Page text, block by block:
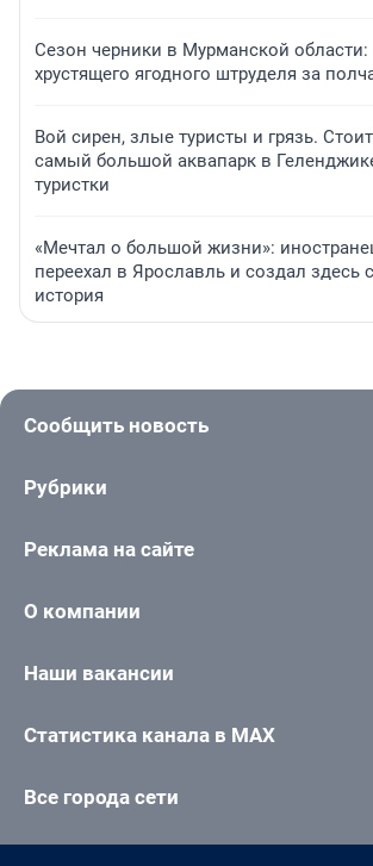
Сезон черники в Мурманской области:
хрустящего ягодного штруделя за
Вой сирен, злые туристы и грязь.
самый большой аквапарк в
туристки
«Мечтал о большой жизни»:
переехал в Ярославль и создал здесь
история
Сообщить новость
Рубрики
Реклама на сайте
О компании
Наши вакансии
Статистика канала в MAX
Все города сети